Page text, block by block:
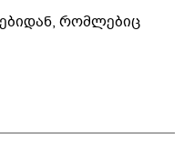
რომლებიც